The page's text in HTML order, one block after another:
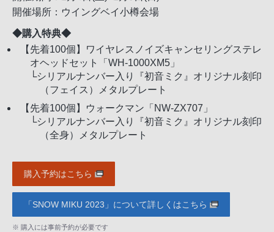
開催場所：ウイングベイ小樽会場
◆購入特典◆
【先着100個】ワイヤレスノイズキャンセリングステレ
オヘッドセット「WH-1000XM5」
└シリアルナンバー入り『初音ミク』オリジナル刻印
（フェイス）メタルプレート
【先着100個】ウォークマン「NW-ZX707」
└シリアルナンバー入り『初音ミク』オリジナル刻印
（全身）メタルプレート
購入予約はこちら
「SNOW MIKU 2023」について詳しくはこちら
※ 購入には事前予約が必要です